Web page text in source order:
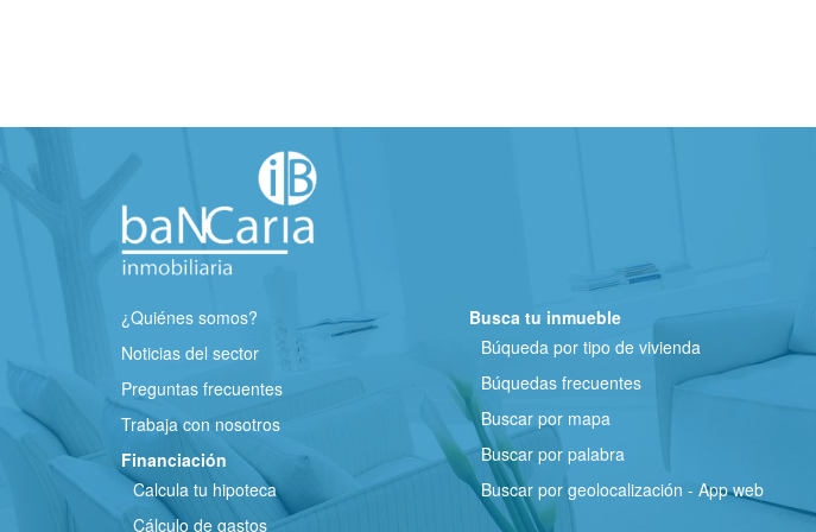
¿Quiénes somos?
Noticias del sector
Preguntas frecuentes
Trabaja con nosotros
Financiación
Calcula tu hipoteca
Cálculo de gastos
Busca tu inmueble
Búqueda por tipo de vivienda
Búquedas frecuentes
Buscar por mapa
Buscar por palabra
Buscar por geolocalización - App web